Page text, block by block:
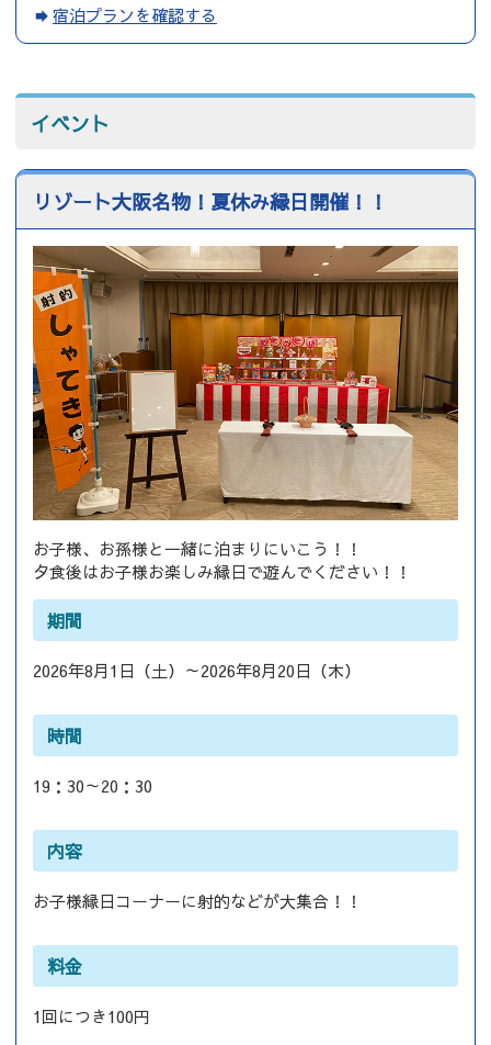
宿泊プランを確認する
イベント
リゾート大阪名物！夏休み縁日開催！！
お子様、お孫様と一緒に泊まりにいこう！！
夕食後はお子様お楽しみ縁日で遊んでください！！
期間
2026年8月1日（土）～2026年8月20日（木）
時間
19：30～20：30
内容
お子様縁日コーナーに射的などが大集合！！
料金
1回につき100円